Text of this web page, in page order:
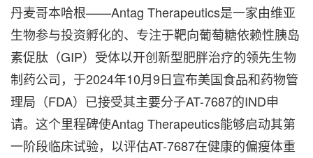
丹麦哥本哈根——Antag Therapeutics是一家由维亚
生物参与投资孵化的、专注于靶向葡萄糖依赖性胰岛
素促肽（GIP）受体以开创新型肥胖治疗的领先生物
制药公司，于2024年10月9日宣布美国食品和药物管
理局（FDA）已接受其主要分子AT-7687的IND申
请。这个里程碑使Antag Therapeutics能够启动其第
一阶段临床试验，以评估AT-7687在健康的偏瘦体重